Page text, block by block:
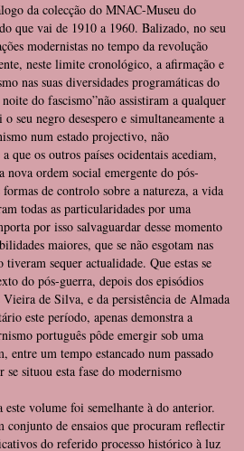
da colecção do MNAC-Museu do
que vai de 1910 a 1960. Balizado, no seu
modernistas no tempo da revolução
neste limite cronológico, a afirmação e
nas suas diversidades programáticas do
do fascismo”não assistiram a qualquer
seu negro desespero e simultaneamente a
num estado projectivo, não
que os outros países ocidentais acediam,
nova ordem social emergente do pós-
de controlo sobre a natureza, a vida
todas as particularidades por uma
por isso salvaguardar desse momento
maiores, que se não esgotam nas
tiveram sequer actualidade. Que estas se
do pós-guerra, depois dos episódios
de Silva, e da persistência de Almada
este período, apenas demonstra a
português pôde emergir sob uma
entre um tempo estancado num passado
situou esta fase do modernismo
volume foi semelhante à do anterior.
conjunto de ensaios que procuram reflectir
do referido processo histórico à luz